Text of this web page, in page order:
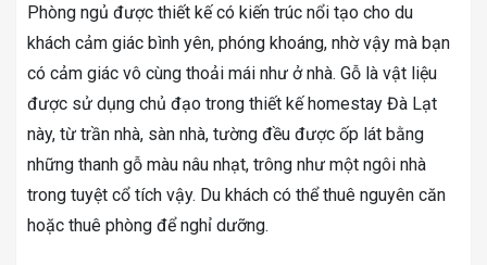
Phòng ngủ được thiết kế có kiến trúc nổi tạo cho du
khách cảm giác bình yên, phóng khoáng, nhờ vậy mà bạn
có cảm giác vô cùng thoải mái như ở nhà. Gỗ là vật liệu
được sử dụng chủ đạo trong thiết kế homestay Đà Lạt
này, từ trần nhà, sàn nhà, tường đều được ốp lát bằng
những thanh gỗ màu nâu nhạt, trông như một ngôi nhà
trong tuyệt cổ tích vậy. Du khách có thể thuê nguyên căn
hoặc thuê phòng để nghỉ dưỡng.